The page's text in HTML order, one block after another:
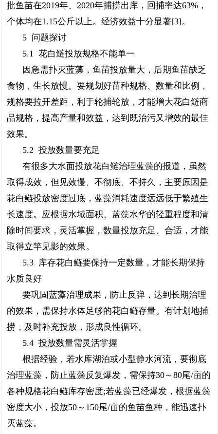
批鱼苗在2019年、2020年捕捞出库，回捕率达63%，
个体均在1.15公斤以上。经济效益十分显著[3]。
5 问题探讨
5.1 花白鲢投放规格不能单一
因急需扑灭蓝藻，鱼苗投放量大，后期鱼苗缺乏
食物，生长放慢。要规划好苗种规格、数量和比例，
规格要拉开差距，利于轮捕轮放，才能增大花白鲢商
品规格，提高产量和效益，达到既治污又增效的最佳
效果。
5.2 投放数量要充足
有很多大水面投放花白鲢治理蓝藻的报道，虽然
取得成效，但见效慢、不彻底、不持久，主要原因是
花白鲢投放密度过底，蓝藻消耗速度远远低于繁殖生
长速度。应根据水域面积、蓝藻水华的轻重程度和清
除时间要求，灵活掌握，数量投放充足、合适，才能
取得立竿见影的效果。
5.3 库存花白鲢要保持一定数量，才能长期保持
水质良好
要巩固蓝藻治理成果，防止反弹，达到长期治理
的效果，需保持水体足够的花白鲢存量。有计划地捕
捞，及时补充投放，形成良性循环。
5.4 投放数量需灵活掌握
根据经验，若水库湖泊或小型静水河流，要彻底
治理蓝藻，防止蓝藻反复爆发，需保持30～80尾/亩的
各种规格花白鲢库存密度;若蓝藻已经爆发，根据蓝藻
密度大小，投放50～150尾/亩的鱼苗鱼种，能迅速扑
灭蓝藻。